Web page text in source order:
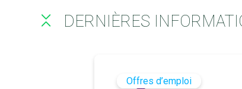
DERNIÈRES
Offres d’emploi